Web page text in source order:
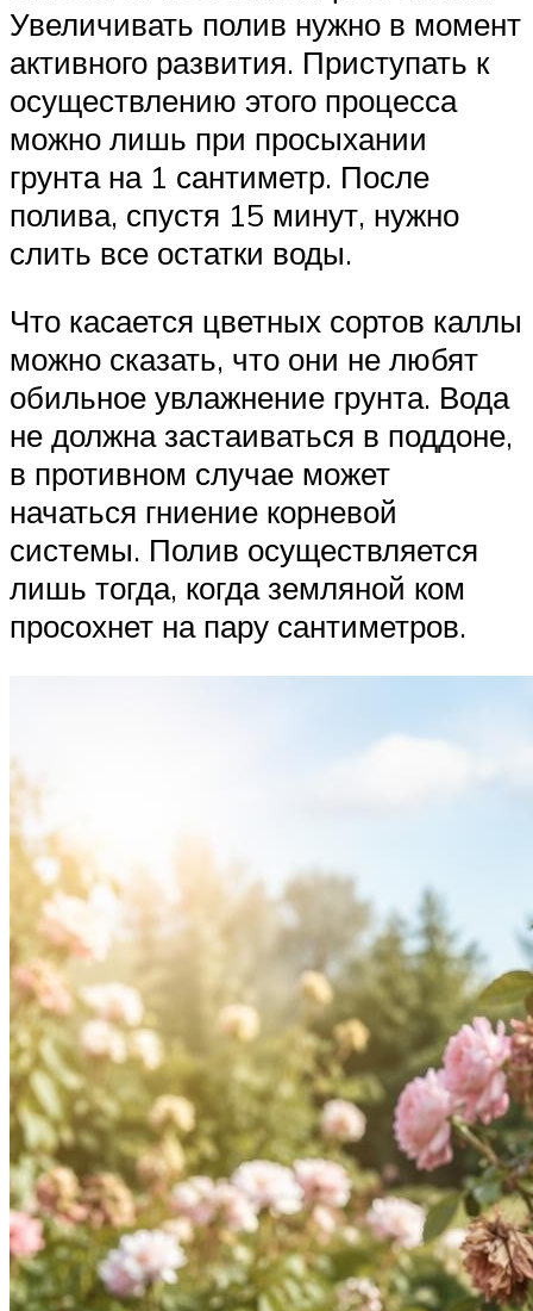
Увеличивать полив нужно в момент
активного развития. Приступать к
осуществлению этого процесса
можно лишь при просыхании
грунта на 1 сантиметр. После
полива, спустя 15 минут, нужно
слить все остатки воды.
Что касается цветных сортов каллы
можно сказать, что они не любят
обильное увлажнение грунта. Вода
не должна застаиваться в поддоне,
в противном случае может
начаться гниение корневой
системы. Полив осуществляется
лишь тогда, когда земляной ком
просохнет на пару сантиметров.